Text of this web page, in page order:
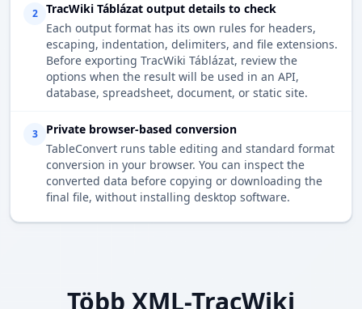
2
TracWiki Táblázat output details to check
Each output format has its own rules for headers,
escaping, indentation, delimiters, and file extensions.
Before exporting TracWiki Táblázat, review the
options when the result will be used in an API,
database, spreadsheet, document, or static site.
3
Private browser-based conversion
TableConvert runs table editing and standard format
conversion in your browser. You can inspect the
converted data before copying or downloading the
final file, without installing desktop software.
Több XML-TracWiki